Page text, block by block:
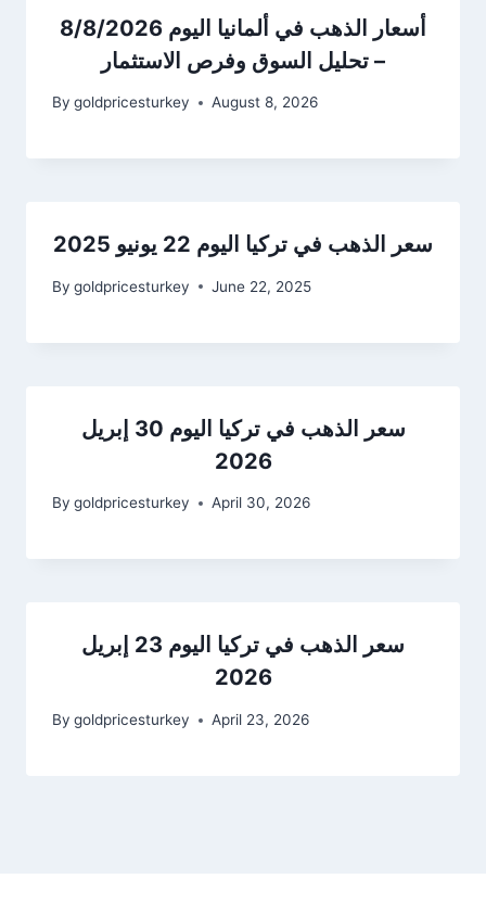
أسعار الذهب في ألمانيا اليوم 8/8/2026
– تحليل السوق وفرص الاستثمار
By goldpricesturkey August 8, 2026
سعر الذهب في تركيا اليوم 22 يونيو 2025
By goldpricesturkey June 22, 2025
سعر الذهب في تركيا اليوم 30 إبريل
2026
By goldpricesturkey April 30, 2026
سعر الذهب في تركيا اليوم 23 إبريل
2026
By goldpricesturkey April 23, 2026